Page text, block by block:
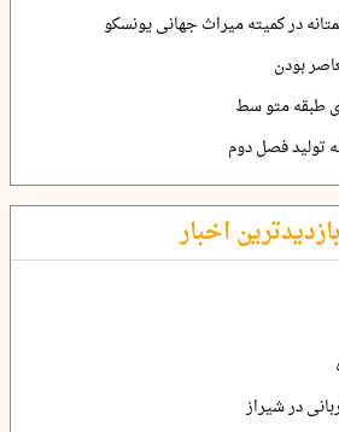
در کمیته میراث جهانی یونسکو
بودن
طبقه متو سط
تولید فصل دوم
اخبار
در شیراز